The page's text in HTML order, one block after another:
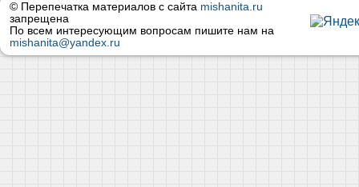
© Перепечатка материалов с сайта mishanita.ru
запрещена
По всем интересующим вопросам пишите нам на
mishanita@yandex.ru